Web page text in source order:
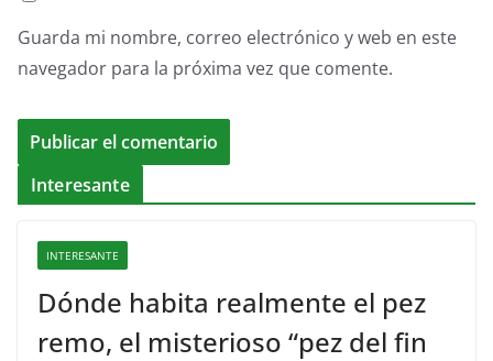
Guarda mi nombre, correo electrónico y web en este
navegador para la próxima vez que comente.
Interesante
INTERESANTE
Dónde habita realmente el pez
remo, el misterioso “pez del fin